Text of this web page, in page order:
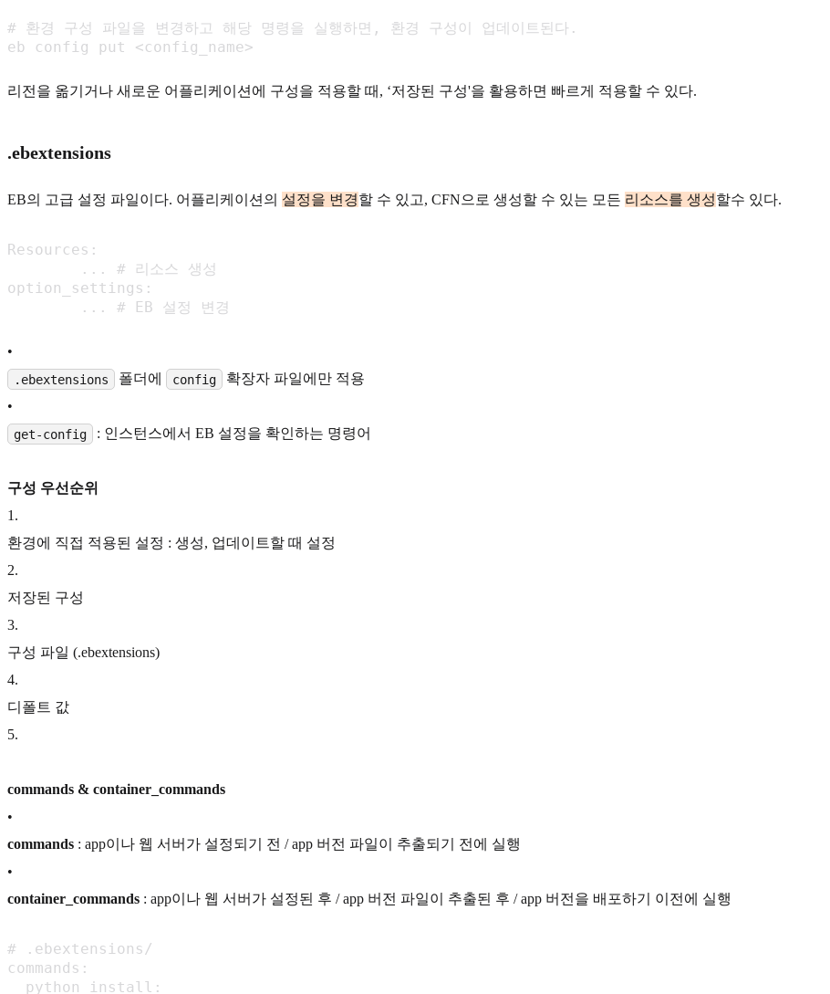
# 환경 구성 파일을 변경하고 해당 명령을 실행하면, 환경 구성이 업데이트된다.
eb config put <config_name>
리전을 옮기거나 새로운 어플리케이션에 구성을 적용할 때, ‘저장된 구성'을 활용하면 빠르게 적용할 수 있다.
.ebextensions
EB의 고급 설정 파일이다. 어플리케이션의 설정을 변경할 수 있고, CFN으로 생성할 수 있는 모든 리소스를 생성할수 있다.
Resources:
option_settings:
	... # EB 설정 변경
•
.ebextensions 폴더에 config
확장자 파일에만 적용
•
get-config : 인스턴스에서 EB 설정을 확인하는 명령어
구성 우선순위
1 .
환경에 직접 적용된 설정 : 생성, 업데이트할 때 설정
2.
저장된 구성
3.
구성 파일 (.ebextensions)
4.
디폴트 값
5.
commands & container_commands
•
commands : app이나 웹 서버가 설정되기 전 / app 버전 파일이 추출되기 전에 실행
•
container_commands : app이나 웹 서버가 설정된 후 / app 버전 파일이 추출된 후 / app 버전을 배포하기 이전에 실행
# .ebextensions/
commands:
  python_install: